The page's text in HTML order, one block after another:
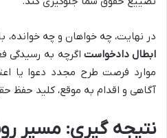
در نهایت، چه خواهان و چه خوانده،
ابطال دادخواست اگرچه به رسیدگی
موارد فرصت طرح مجدد دعوا یا
آگاهی و اقدام به موقع، کلید حفظ
نتیجه گیری: مسیر